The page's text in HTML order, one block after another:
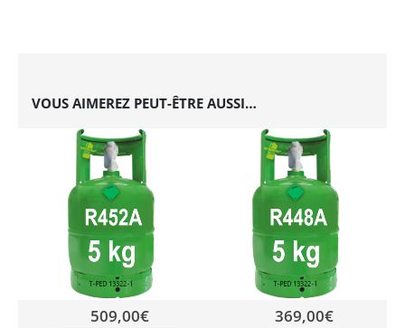
VOUS AIMEREZ PEUT-ÊTRE AUSSI…
509,00€ 369,00€